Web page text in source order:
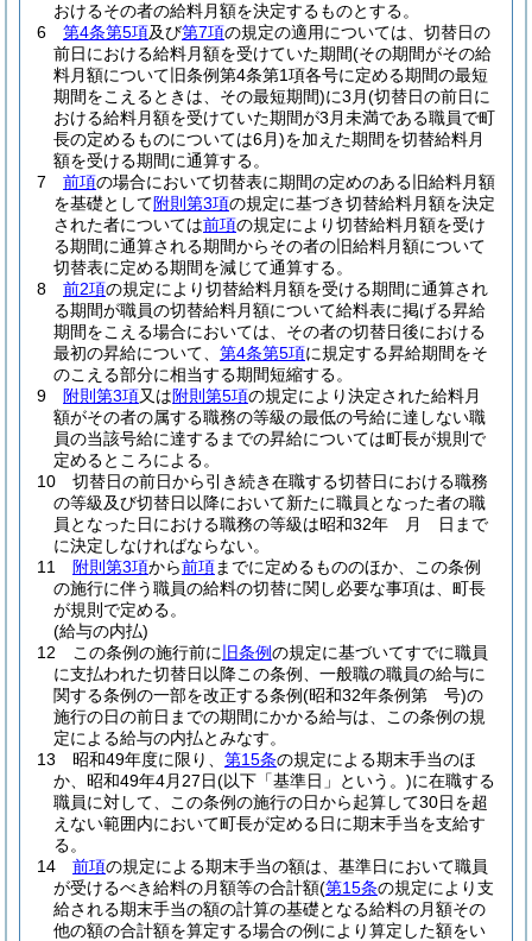
おけるその者の給料月額を決定するものとする。
6
第4条第5項及び第7項の規定の適用については、切替日の
前日における給料月額を受けていた期間(その期間がその給
料月額について旧条例第4条第1項各号に定める期間の最短
期間をこえるときは、その最短期間)に3月(切替日の前日に
おける給料月額を受けていた期間が3月未満である職員で町
長の定めるものについては6月)を加えた期間を切替給料月
額を受ける期間に通算する。
7
前項の場合において切替表に期間の定めのある旧給料月額
を基礎として附則第3項の規定に基づき切替給料月額を決定
された者については前項の規定により切替給料月額を受け
る期間に通算される期間からその者の旧給料月額について
切替表に定める期間を減じて通算する。
8
前2項の規定により切替給料月額を受ける期間に通算され
る期間が職員の切替給料月額について給料表に掲げる昇給
期間をこえる場合においては、その者の切替日後における
最初の昇給について、 第4条第5項に規定する昇給期間をそ
のこえる部分に相当する期間短縮する。
9
附則第3項又は附則第5項の規定により決定された給料月
額がその者の属する職務の等級の最低の号給に達しない職
員の当該号給に達するまでの昇給については町長が規則で
定めるところによる。
10
切替日の前日から引き続き在職する切替日における職務
の等級及び切替日以降において新たに職員となった者の職
員となった日における職務の等級は昭和32年 月 日まで
に決定しなければならない。
11
附則第3項から前項までに定めるもののほか、この条例
の施行に伴う職員の給料の切替に関し必要な事項は、町長
が規則で定める。
(給与の内払)
12
この条例の施行前に 旧条例の規定に基づいてすでに職員
に支払われた切替日以降この条例、一般職の職員の給与に
関する条例の一部を改正する条例(昭和32年条例第 号)の
施行の日の前日までの期間にかかる給与は、この条例の規
定による給与の内払とみなす。
13
昭和49年度に限り、 第15条の規定による期末手当のほ
か、昭和49年4月27日(以下「基準日」という。)に在職する
職員に対して、この条例の施行の日から起算して30日を超
えない範囲内において町長が定める日に期末手当を支給す
る。
14
前項の規定による期末手当の額は、基準日において職員
が受けるべき給料の月額等の合計額(第15条の規定により支
給される期末手当の額の計算の基礎となる給料の月額その
他の額の合計額を算定する場合の例により算定した額をい